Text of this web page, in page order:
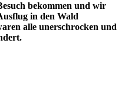
bekommen und wir
in den Wald
alle unerschrocken und